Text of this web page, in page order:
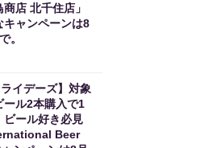
商店 北千住店」
キャンペーンは8
。
ライデーズ】対象
ール2本購入で1
ビール好き必見
Beer